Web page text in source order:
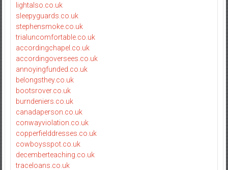
lightalso.co.uk
sleepyguards.co.uk
stephensmoke.co.uk
trialuncomfortable.co.uk
accordingchapel.co.uk
accordingoversees.co.uk
annoyingfunded.co.uk
belongsthey.co.uk
bootsrover.co.uk
burndeniers.co.uk
canadaperson.co.uk
conwayviolation.co.uk
copperfielddresses.co.uk
cowboysspot.co.uk
decemberteaching.co.uk
traceloans.co.uk